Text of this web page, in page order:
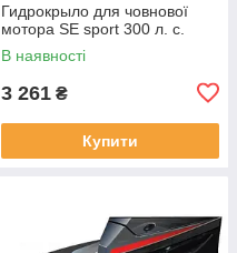
Гидрокрыло для човнової
мотора SE sport 300 л. с.
В наявності
3 261 ₴
Купити